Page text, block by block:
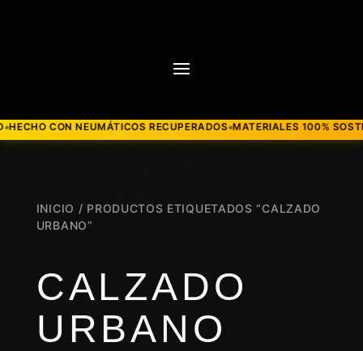
NEUMÁTICOS RECUPERADOS●MATERIALES 100% SOSTENIBLES●
INICIO / PRODUCTOS ETIQUETADOS “CALZADO
URBANO”
CALZADO
URBANO